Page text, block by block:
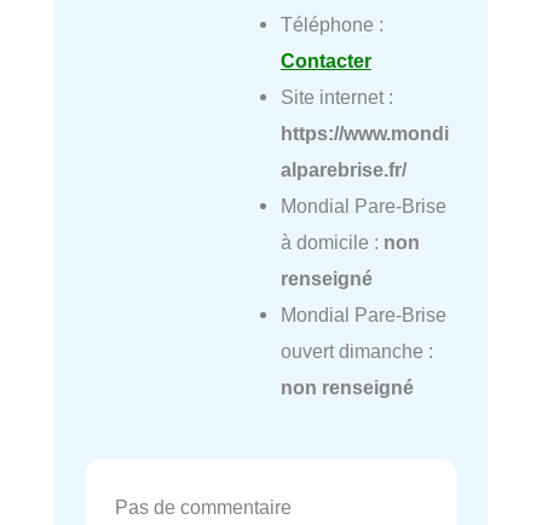
Téléphone :
Contacter
Site internet :
https://www.mondi
alparebrise.fr/
Mondial Pare-Brise
à domicile : non
renseigné
Mondial Pare-Brise
ouvert dimanche :
non renseigné
Pas de commentaire